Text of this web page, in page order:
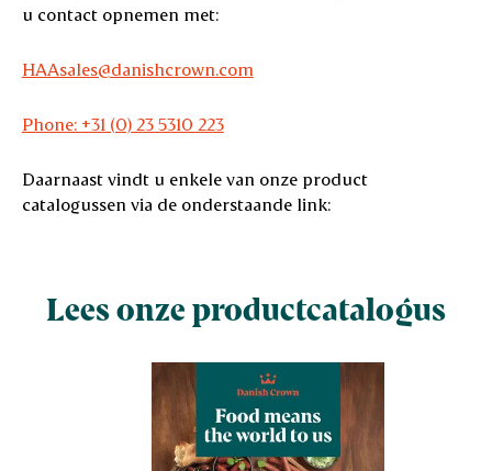
u contact opnemen met:
HAAsales@danishcrown.com
Phone: +31 (0) 23 5310 223
Daarnaast vindt u enkele van onze product
catalogussen via de onderstaande link:
Lees onze productcatalogus